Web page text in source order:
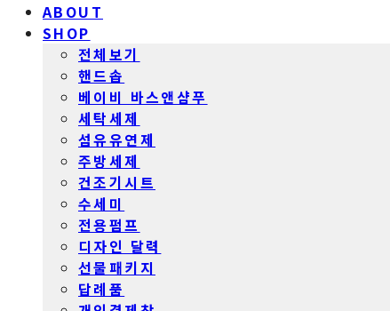
ABOUT
SHOP
전체보기
핸드솝
베이비 바스앤샴푸
세탁세제
섬유유연제
주방세제
건조기시트
수세미
전용펌프
디자인 달력
선물패키지
답례품